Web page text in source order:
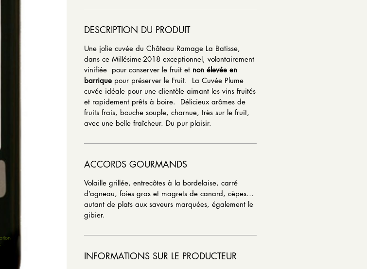
DESCRIPTION DU PRODUIT
Une jolie cuvée du Château Ramage La Batisse,
dans ce Millésime-2018 exceptionnel, volontairement
vinifiée pour conserver le fruit et non élevée en
barrique pour préserver le Fruit. La Cuvée Plume
cuvée idéale pour une clientèle aimant les vins fruités
et rapidement prêts à boire. Délicieux arômes de
fruits frais, bouche souple, charnue, très sur le fruit,
avec une belle fraîcheur. Du pur plaisir.
ACCORDS GOURMANDS
Volaille grillée, entrecôtes à la bordelaise, carré
d’agneau, foies gras et magrets de canard, cèpes…
autant de plats aux saveurs marquées, également le
gibier.
INFORMATIONS SUR LE PRODUCTEUR